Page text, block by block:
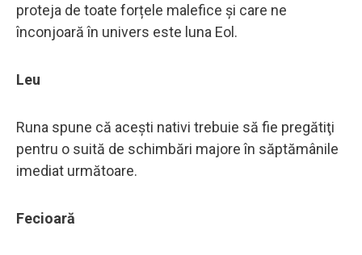
proteja de toate forțele malefice și care ne
înconjoară în univers este luna Eol.
Leu
Runa spune că aceşti nativi trebuie să fie pregătiţi
pentru o suită de schimbări majore în săptămânile
imediat următoare.
Fecioară